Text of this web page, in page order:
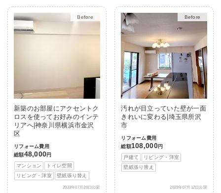
Before
After
新築のお部屋にアクセントク
ロスを使ってお好みのインテ
リアへ|神奈川県横浜市金沢
区
リフォーム費用
総額48,000円
マンション
トイレ空間
リビング・洋室
壁紙張り替え
2023年07月26日公開
Before
After
汚れが目立っていた壁が一面
きれいに変わる|埼玉県所沢
市
リフォーム費用
総額108,000円
戸建て
リビング・洋室
壁紙張り替え
2023年07月12日公開